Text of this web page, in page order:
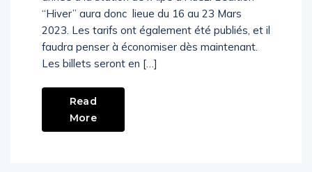
“Hiver” aura donc lieue du 16 au 23 Mars
2023. Les tarifs ont également été publiés, et il
faudra penser à économiser dès maintenant.
Les billets seront en […]
Read
More